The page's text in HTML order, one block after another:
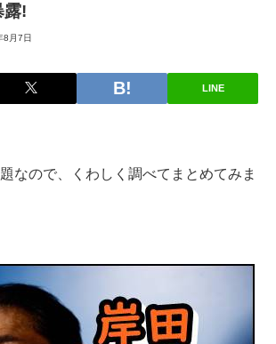
露!
8月7日
LINE
なので、くわしく調べてまとめてみま